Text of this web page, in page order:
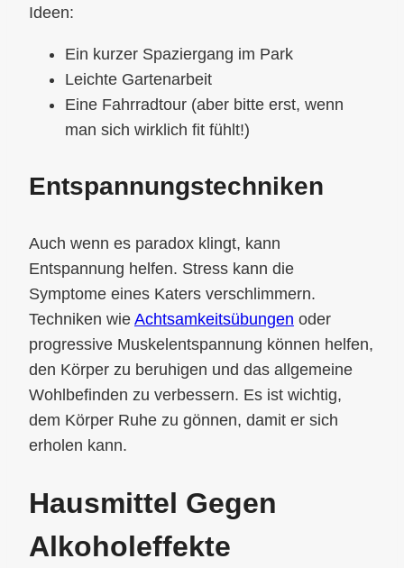
Ideen:
Ein kurzer Spaziergang im Park
Leichte Gartenarbeit
Eine Fahrradtour (aber bitte erst, wenn
man sich wirklich fit fühlt!)
Entspannungstechniken
Auch wenn es paradox klingt, kann
Entspannung helfen. Stress kann die
Symptome eines Katers verschlimmern.
Techniken wie Achtsamkeitsübungen oder
progressive Muskelentspannung können helfen,
den Körper zu beruhigen und das allgemeine
Wohlbefinden zu verbessern. Es ist wichtig,
dem Körper Ruhe zu gönnen, damit er sich
erholen kann.
Hausmittel Gegen
Alkoholeffekte